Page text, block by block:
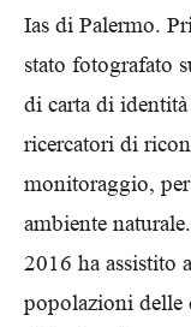
Ias di Palermo.
stato fotografato
di carta di
ricercatori di
monitoraggio,
ambiente
2016 ha assistito
popolazioni delle